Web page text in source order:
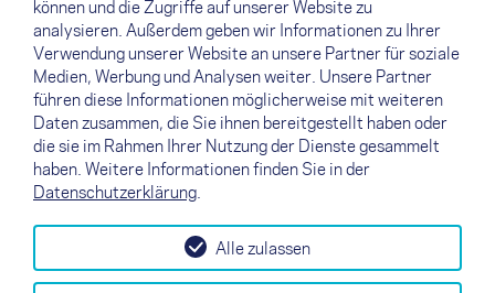
Downloads
können und die Zugriffe auf unserer Website zu
analysieren. Außerdem geben wir Informationen zu Ihrer
Verwendung unserer Website an unsere Partner für soziale
Medien, Werbung und Analysen weiter. Unsere Partner
führen diese Informationen möglicherweise mit weiteren
Daten zusammen, die Sie ihnen bereitgestellt haben oder
die sie im Rahmen Ihrer Nutzung der Dienste gesammelt
haben. Weitere Informationen finden Sie in der
Datenschutzerklärung.
Alle zulassen